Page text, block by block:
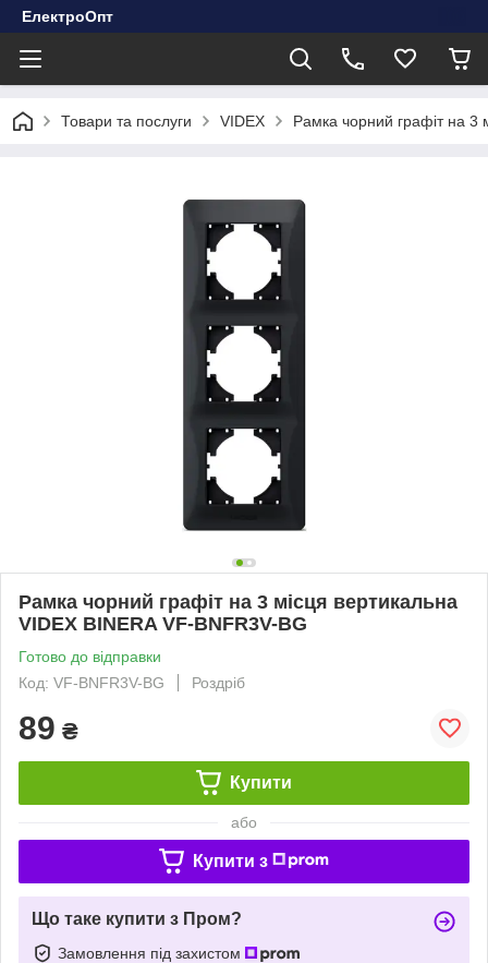
ЕлектроОпт
Товари та послуги VIDEX Рамка чорний графіт на 3
Рамка чорний графіт на 3 місця вертикальна
VIDEX BINERA VF-BNFR3V-BG
Готово до відправки
Код: VF-BNFR3V-BG
Роздріб
89 ₴
Купити
або
Купити з
Що таке купити з Пром?
Замовлення під захистом